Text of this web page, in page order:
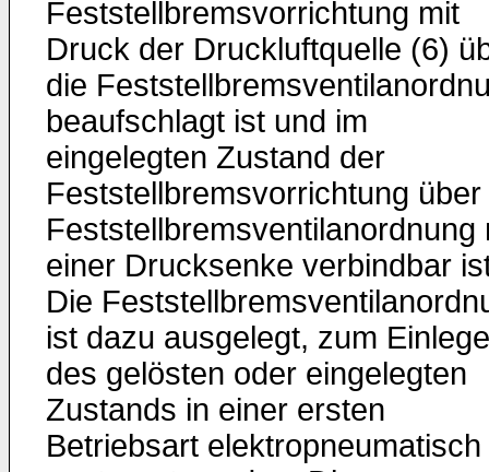
Feststellbremsvorrichtung mit
Druck der Druckluftquelle (6)
die
beaufschlagt ist und im
eingelegten Zustand der
Feststellbremsvorrichtung über
Feststellbremsventilanordnung
einer Drucksenke verbindbar
Die
ist dazu ausgelegt, zum
des gelösten oder eingelegten
Zustands in einer ersten
Betriebsart elektropneumatisch